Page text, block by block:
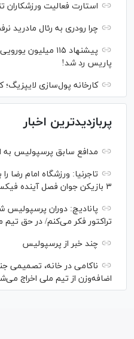
استارت فعالیت
چرا رودری به رئال مادرید
پیشنهاد ۱۱۵
پاریس رد شد!
کارخانه پول‌سازی
پربازدیدترین اخبار
مدافع سابق پرسپولیس به
تاجرنیا: ورزشگاه امام رضا
۳ بازیکن جوان فصل آینده فیکس ترکیب می‌شوند
پانادیچ: دوران پرسپولیس
تراکتور فکر می‌کنم/ در حق تیم
چند خبر از پرسپولیس
ناکامی در خانه، تصمیمی
اضافه‌وزن از تیم ملی اخراج